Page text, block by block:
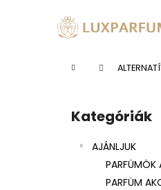
Kezdőlap
Kategóriák
átugrása
Kategóriák
AJÁNLJUK
PARFÜMÖK
PARFÜM
Vissza
Vissza